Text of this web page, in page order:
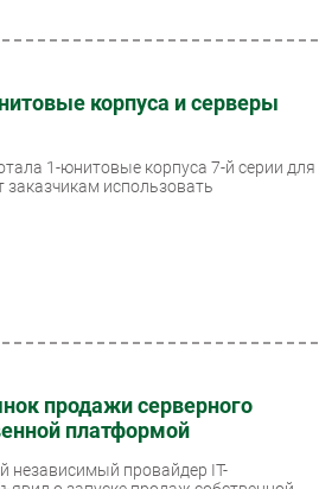
корпуса и серверы
1-юнитовые корпуса 7-й серии для
заказчикам использовать
продажи серверного
платформой
независимый провайдер IT-